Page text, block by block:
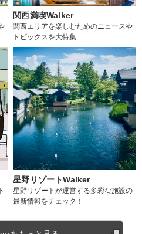
関西満喫Walker
関西エリアを楽しむためのニュースや
トピックスを大特集
星野リゾートWalker
星野リゾートが運営する多彩な施設の
最新情報をチェック！